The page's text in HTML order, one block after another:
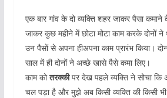
एक बार गांव के दो व्यक्ति शहर जाकर पैसा
जाकर कुछ महीने में छोटा मोटा काम करके दोनों
उन पैसों से अपना हीअपना काम प्रारंभ किया।
साल में ही दोनों ने अच्छे खासे पैसे कमा लिए।
काम कोतरक्कीपर देख पहले व्यक्ति ने सोचा कि
चल पड़ा है और मुझे अब किसी व्यक्ति की किसी